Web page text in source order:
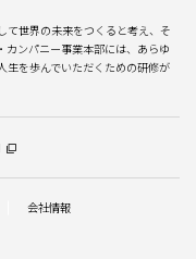
て世界の未来をつくると考え、そ
カンパニー事業本部には、あらゆ
生を歩んでいただくための研修が
会社情報